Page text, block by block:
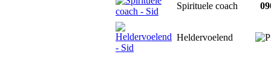
Spirituele coach
Heldervoelend